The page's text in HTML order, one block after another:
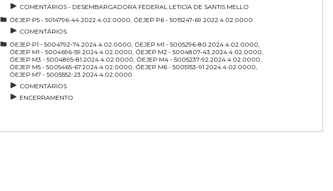
COMENTÁRIOS - DESEMBARGADORA FEDERAL LETICIA DE SANTIS MELLO
ÓEJEP P5 - 5014796-44.2022.4.02.0000, ÓEJEP P6 - 5015247-69.2022.4.02.0000
COMENTÁRIOS
ÓEJEP P1 - 5004792-74.2024.4.02.0000, ÓEJEP M1 - 5005296-80.2024.4.02.0000,
ÓEJEP M1 - 5004696-59.2024.4.02.0000, ÓEJEP M2 - 5004807-43.2024.4.02.0000,
ÓEJEP M3 - 5004895-81.2024.4.02.0000, ÓEJEP M4 - 5005237-92.2024.4.02.0000,
ÓEJEP M5 - 5005465-67.2024.4.02.0000, ÓEJEP M6 - 5005153-91.2024.4.02.0000,
ÓEJEP M7 - 5005552-23.2024.4.02.0000
COMENTÁRIOS
ENCERRAMENTO